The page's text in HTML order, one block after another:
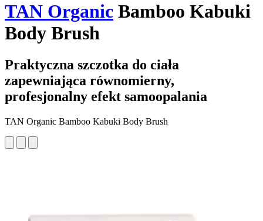
TAN Organic Bamboo Kabuki
Body Brush
Praktyczna szczotka do ciała
zapewniająca równomierny,
profesjonalny efekt samoopalania
TAN Organic Bamboo Kabuki Body Brush